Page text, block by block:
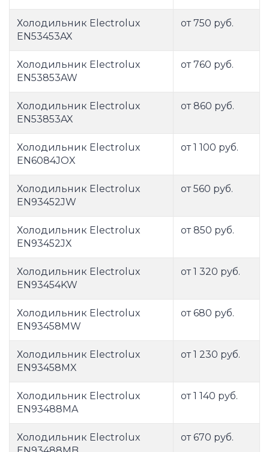
Холодильник Electrolux
EN53453AX
от 750 руб.
Холодильник Electrolux
EN53853AW
от 760 руб.
Холодильник Electrolux
EN53853AX
от 860 руб.
Холодильник Electrolux
EN6084JOX
от 1 100 руб.
Холодильник Electrolux
EN93452JW
от 560 руб.
Холодильник Electrolux
EN93452JX
от 850 руб.
Холодильник Electrolux
EN93454KW
от 1 320 руб.
Холодильник Electrolux
EN93458MW
от 680 руб.
Холодильник Electrolux
EN93458MX
от 1 230 руб.
Холодильник Electrolux
EN93488MA
от 1 140 руб.
Холодильник Electrolux
от 670 руб.